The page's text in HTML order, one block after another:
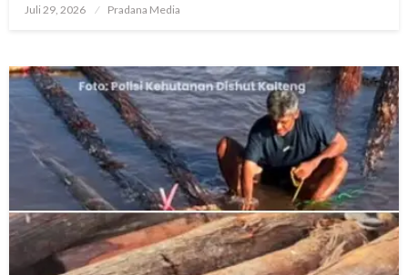
Juli 29, 2026 Pradana Media